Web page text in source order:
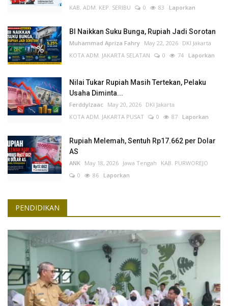
KAB. ADM. KEP. SERIBU 0 83 Laporkan
BI Naikkan Suku Bunga, Rupiah Jadi Sorotan
Muhammad Apriza Fahry May 22, 2026 DKI Jakarta
KOTA ADM. JAKARTA SELATAN
0 74 Laporkan
Nilai Tukar Rupiah Masih Tertekan, Pelaku
Usaha Diminta...
FerddyIzaac May 20, 2026 DKI Jakarta
KOTA ADM. JAKARTA PUSAT
0 87 Laporkan
Rupiah Melemah, Sentuh Rp17.662 per Dolar
AS
ANK May 18, 2026 Jawa Tengah
KAB. PURWOREJO
0
86 Laporkan
PENDIDIKAN